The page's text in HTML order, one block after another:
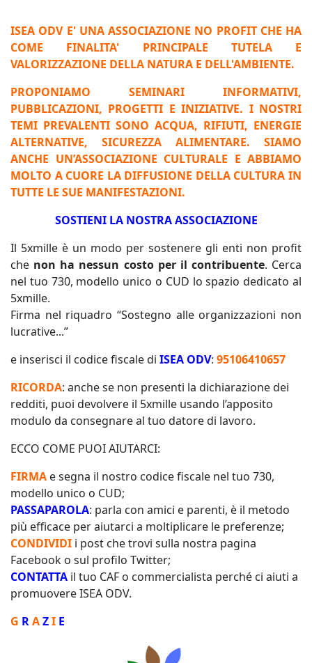
ISEA ODV E' UNA ASSOCIAZIONE NO PROFIT CHE HA
COME FINALITA' PRINCIPALE TUTELA E
VALORIZZAZIONE DELLA NATURA E DELL'AMBIENTE.
PROPONIAMO SEMINARI INFORMATIVI,
PUBBLICAZIONI, PROGETTI E INIZIATIVE. I NOSTRI
TEMI PREVALENTI SONO ACQUA, RIFIUTI, ENERGIE
ALTERNATIVE, SICUREZZA ALIMENTARE. SIAMO
ANCHE UN’ASSOCIAZIONE CULTURALE E ABBIAMO
MOLTO A CUORE LA DIFFUSIONE DELLA CULTURA IN
TUTTE LE SUE MANIFESTAZIONI.
SOSTIENI LA NOSTRA ASSOCIAZIONE
Il 5xmille è un modo per sostenere gli enti non profit
che non ha nessun costo per il contribuente. Cerca
nel tuo 730, modello unico o CUD lo spazio dedicato al
5xmille.
Firma nel riquadro “Sostegno alle organizzazioni non
lucrative...”
e inserisci il codice fiscale di ISEA ODV: 95106410657
RICORDA: anche se non presenti la dichiarazione dei
redditi, puoi devolvere il 5xmille usando l’apposito
modulo da consegnare al tuo datore di lavoro.
ECCO COME PUOI AIUTARCI:
FIRMA e segna il nostro codice fiscale nel tuo 730,
modello unico o CUD;
PASSAPAROLA: parla con amici e parenti, è il metodo
più efficace per aiutarci a moltiplicare le preferenze;
CONDIVIDI i post che trovi sulla nostra pagina
Facebook o sul profilo Twitter;
CONTATTA il tuo CAF o commercialista perché ci aiuti a
promuovere ISEA ODV.
G RAZI E